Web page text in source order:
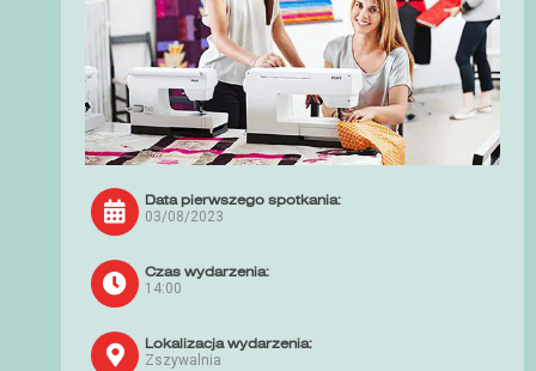
Data pierwszego spotkania:
03/08/2023
Czas wydarzenia:
14:00
Lokalizacja wydarzenia:
Zszywalnia